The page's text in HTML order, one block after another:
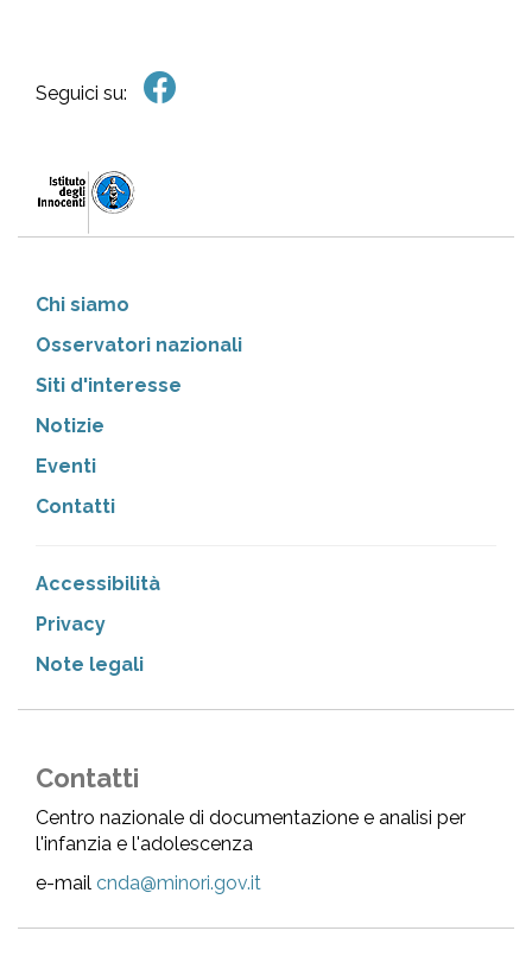
Seguici su:
Chi siamo
Osservatori nazionali
Siti d'interesse
Notizie
Eventi
Contatti
Accessibilità
Privacy
Note legali
Contatti
Centro nazionale di documentazione e analisi per
l'infanzia e l'adolescenza
e-mail cnda@minori.gov.it